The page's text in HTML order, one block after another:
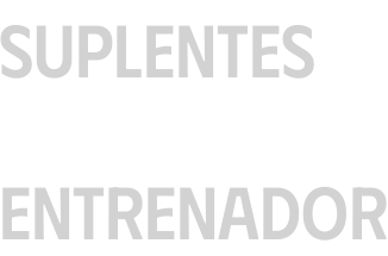
SUPLENTES
ENTRENADOR